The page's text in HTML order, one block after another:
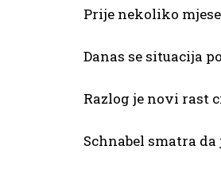
Prije nekoliko
Danas se situacija
Razlog je novi rast
Schnabel smatra